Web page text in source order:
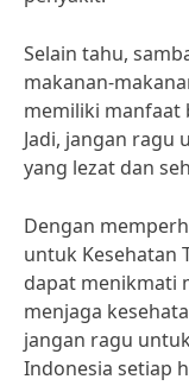
Selain tahu,
makanan-
memiliki manfaat
Jadi, jangan
yang lezat dan
Dengan
untuk Kesehatan
dapat menikmati
menjaga
jangan ragu
Indonesia setiap